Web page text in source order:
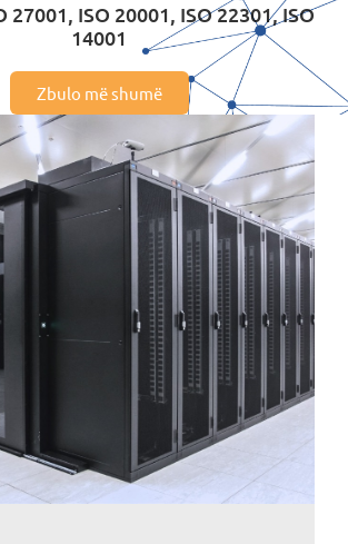
27001, ISO 20001, ISO 22301, ISO
14001
Zbulo më shumë